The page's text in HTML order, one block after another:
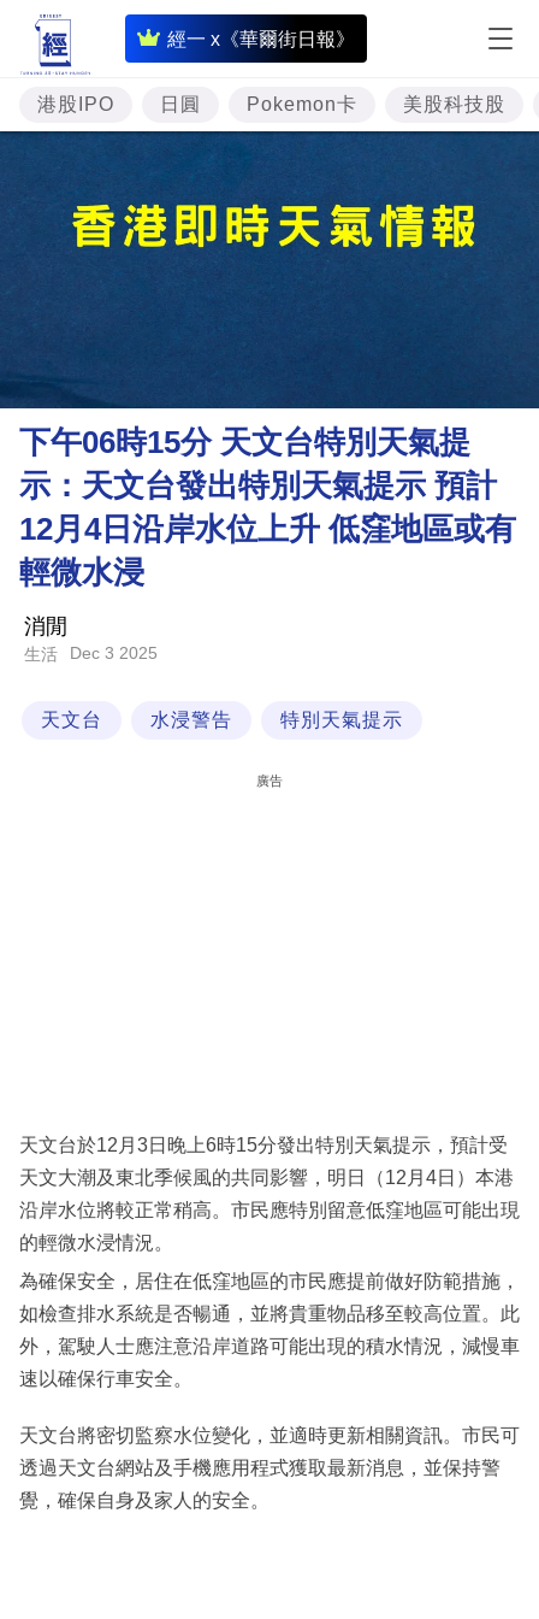
經一 x《華爾街日報》
即
時
財
經
題
投
理
財
商
業
職
生
港股IPO 日圓 Pokemon卡 美股科技股
下午06時15分 天文台特別天氣提
示：天文台發出特別天氣提示 預計
12月4日沿岸水位上升 低窪地區或有
輕微水浸
消閒
生活 Dec 3 2025
天文台 水浸警告 特別天氣提示
廣告
天文台於12月3日晚上6時15分發出特別天氣提示，預計受
天文大潮及東北季候風的共同影響，明日（12月4日）本港
沿岸水位將較正常稍高。市民應特別留意低窪地區可能出現
的輕微水浸情況。
為確保安全，居住在低窪地區的市民應提前做好防範措施，
如檢查排水系統是否暢通，並將貴重物品移至較高位置。此
外，駕駛人士應注意沿岸道路可能出現的積水情況，減慢車
速以確保行車安全。
天文台將密切監察水位變化，並適時更新相關資訊。市民可
透過天文台網站及手機應用程式獲取最新消息，並保持警
覺，確保自身及家人的安全。